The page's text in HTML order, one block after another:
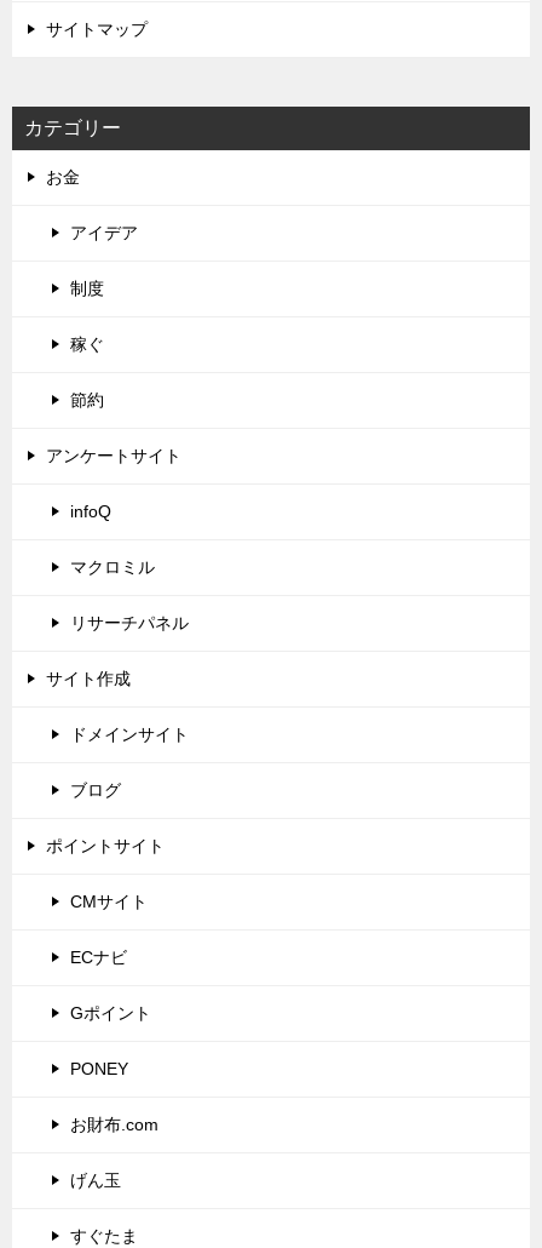
サイトマップ
カテゴリー
お金
アイデア
制度
稼ぐ
節約
アンケートサイト
infoQ
マクロミル
リサーチパネル
サイト作成
ドメインサイト
ブログ
ポイントサイト
CMサイト
ECナビ
Gポイント
PONEY
お財布.com
げん玉
すぐたま